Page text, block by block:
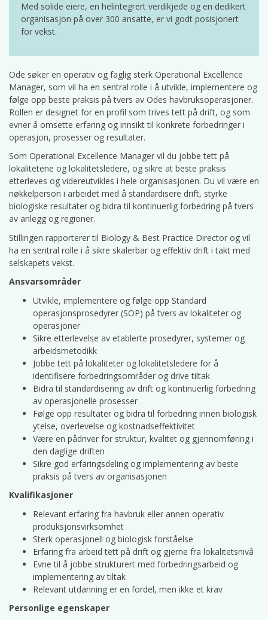
Med solide eiere, en helintegrert verdikjede og en dedikert
organisasjon på over 300 ansatte, er vi godt posisjonert
for vekst.
Ode søker en operativ og faglig sterk Operational Excellence
Manager, som vil ha en sentral rolle i å utvikle, implementere og
følge opp beste praksis på tvers av Odes havbruksoperasjoner.
Rollen er designet for en profil som trives tett på drift, og som
evner å omsette erfaring og innsikt til konkrete forbedringer i
operasjon, prosesser og resultater.
Som Operational Excellence Manager vil du jobbe tett på
lokalitetene og lokalitetsledere, og sikre at beste praksis
etterleves og videreutvikles i hele organisasjonen. Du vil være en
nøkkelperson i arbeidet med å standardisere drift, styrke
biologiske resultater og bidra til kontinuerlig forbedring på tvers
av anlegg og regioner.
Stillingen rapporterer til Biology & Best Practice Director og vil
ha en sentral rolle i å sikre skalerbar og effektiv drift i takt med
selskapets vekst.
Ansvarsområder
Utvikle, implementere og følge opp Standard
operasjonsprosedyrer (SOP) på tvers av lokaliteter og
operasjoner
Sikre etterlevelse av etablerte prosedyrer, systemer og
arbeidsmetodikk
Jobbe tett på lokaliteter og lokalitetsledere for å
identifisere forbedringsområder og drive tiltak
Bidra til standardisering av drift og kontinuerlig forbedring
av operasjonelle prosesser
Følge opp resultater og bidra til forbedring innen biologisk
ytelse, overlevelse og kostnadseffektivitet
Være en pådriver for struktur, kvalitet og gjennomføring i
den daglige driften
Sikre god erfaringsdeling og implementering av beste
praksis på tvers av organisasjonen
Kvalifikasjoner
Relevant erfaring fra havbruk eller annen operativ
produksjonsvirksomhet
Sterk operasjonell og biologisk forståelse
Erfaring fra arbeid tett på drift og gjerne fra lokalitetsnivå
Evne til å jobbe strukturert med forbedringsarbeid og
implementering av tiltak
Relevant utdanning er en fordel, men ikke et krav
Personlige egenskaper